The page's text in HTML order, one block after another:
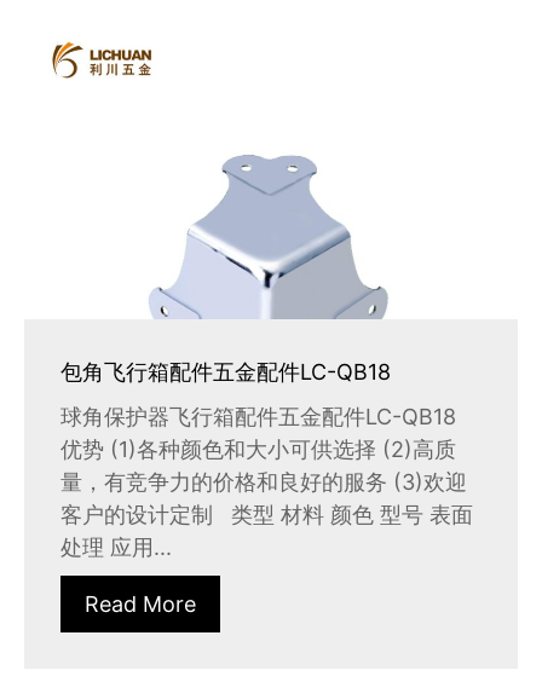
包角飞行箱配件五金配件LC-QB18
球角保护器飞行箱配件五金配件LC-QB18
优势 (1)各种颜色和大小可供选择 (2)高质
量，有竞争力的价格和良好的服务 (3)欢迎
客户的设计定制 类型 材料 颜色 型号 表面
处理 应用...
Read More